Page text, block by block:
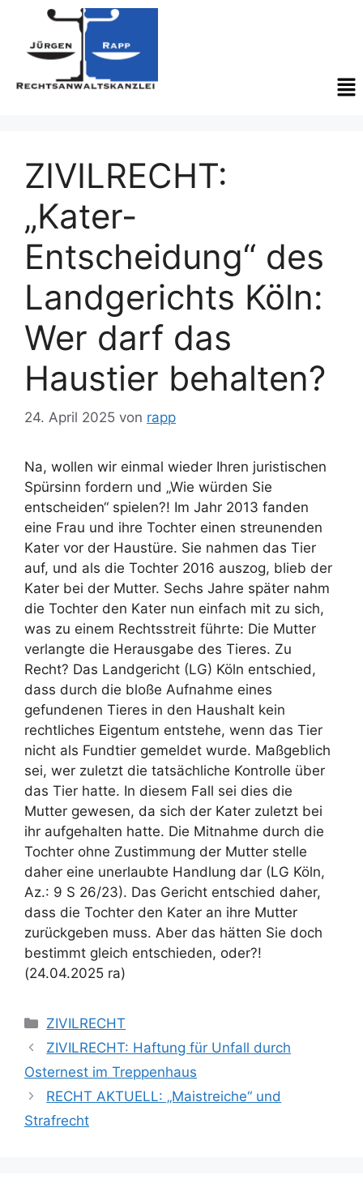
ZIVILRECHT:
„Kater-
Entscheidung“ des
Landgerichts Köln:
Wer darf das
Haustier behalten?
24. April 2025 von rapp
Na, wollen wir einmal wieder Ihren juristischen
Spürsinn fordern und „Wie würden Sie
entscheiden“ spielen?! Im Jahr 2013 fanden
eine Frau und ihre Tochter einen streunenden
Kater vor der Haustüre. Sie nahmen das Tier
auf, und als die Tochter 2016 auszog, blieb der
Kater bei der Mutter. Sechs Jahre später nahm
die Tochter den Kater nun einfach mit zu sich,
was zu einem Rechtsstreit führte: Die Mutter
verlangte die Herausgabe des Tieres. Zu
Recht? Das Landgericht (LG) Köln entschied,
dass durch die bloße Aufnahme eines
gefundenen Tieres in den Haushalt kein
rechtliches Eigentum entstehe, wenn das Tier
nicht als Fundtier gemeldet wurde. Maßgeblich
sei, wer zuletzt die tatsächliche Kontrolle über
das Tier hatte. In diesem Fall sei dies die
Mutter gewesen, da sich der Kater zuletzt bei
ihr aufgehalten hatte. Die Mitnahme durch die
Tochter ohne Zustimmung der Mutter stelle
daher eine unerlaubte Handlung dar (LG Köln,
Az.: 9 S 26/23). Das Gericht entschied daher,
dass die Tochter den Kater an ihre Mutter
zurückgeben muss. Aber das hätten Sie doch
bestimmt gleich entschieden, oder?!
(24.04.2025 ra)
ZIVILRECHT
ZIVILRECHT: Haftung für Unfall durch
Osternest im Treppenhaus
RECHT AKTUELL: „Maistreiche“ und
Strafrecht